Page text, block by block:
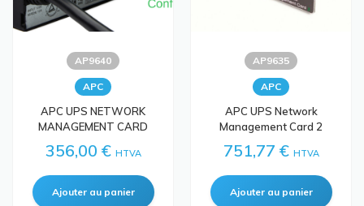
AP9640
APC
APC UPS NETWORK
MANAGEMENT CARD
356,00 € HTVA
AP9635
APC
APC UPS Network
Management Card 2
751,77 € HTVA